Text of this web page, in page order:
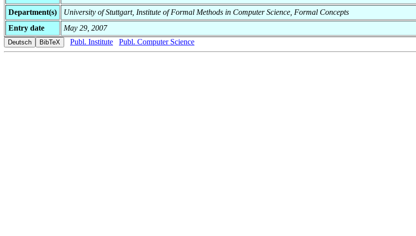
Department(s)
University of Stuttgart, Institute of Formal Methods in Computer Science, Formal Concepts
Entry date
May 29, 2007
Publ. Institute
Publ. Computer Science